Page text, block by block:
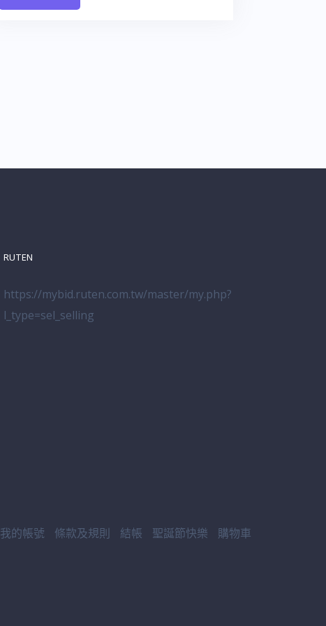
RUTEN
https://mybid.ruten.com.tw/master/my.php?
l_type=sel_selling
我的帳號 條款及規則 結帳 聖誕節快樂 購物車